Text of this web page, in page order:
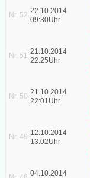
Nr. 52 22.10.2014
09:30Uhr
Nr. 51 21.10.2014
22:25Uhr
Nr. 50 21.10.2014
22:01Uhr
Nr. 49 12.10.2014
13:02Uhr
04.10.2014